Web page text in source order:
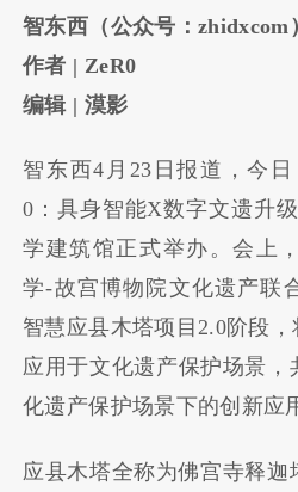
智东西（公众号：zhidxcom
作者 | ZeR0
编辑 | 漠影
智东西4月23日报道，今
0：具身智能X数字文遗升
学建筑馆正式举办。会上
学-故宫博物院文化遗产联
智慧应县木塔项目2.0阶段
应用于文化遗产保护场景
化遗产保护场景下的创新应
应县木塔全称为佛宫寺释迦